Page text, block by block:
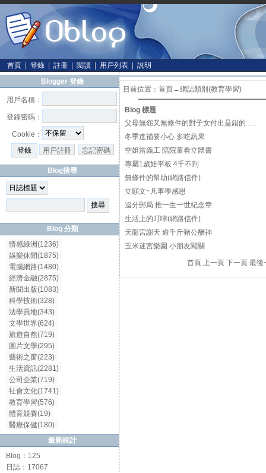
首頁 登錄 註冊 閱讀 用戶列表
說明
Blogger 登錄
用戶名稱：
登錄密碼：
Cookie：
用戶註冊
忘記密碼
Blog搜尋
Blog 分類
情感綠洲(1236)
娛樂休閒(1875)
電腦網路(1480)
經濟金融(2875)
新聞出版(1083)
科學技術(328)
法學員地(343)
文學世界(624)
旅遊自然(719)
圖片文學(295)
藝術之窗(223)
生活資訊(2281)
公司企業(719)
社會文化(1741)
教育學習(576)
體育競賽(19)
醫療保健(180)
最新統計
Blog：125
日誌：17067
目前位置： 首頁→網誌類別(教育學習)
Blog 標題
父母無怨又無條件的對子女付出是錯的......
冬季進補要小心 多吃蔬果
空姐當義工 陪院童看立體書
專屬1歲娃平板 4千不到
無條件的幫助(網路信件)
立願文~凡事學感恩
追分郵局 推一生一世紀念章
生活上的叮嚀(網路信件)
天龍宮謝天 逾千斤豬公酬神
玉米迷宮樂園 小朋友闖關
首頁 上一頁 下一頁 最